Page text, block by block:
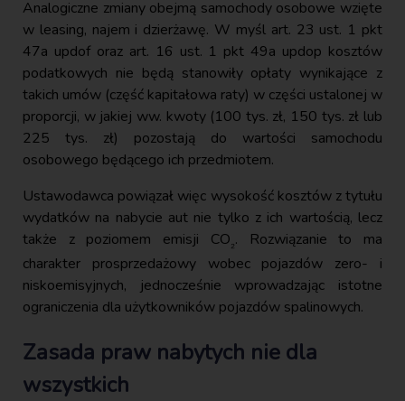
Analogiczne zmiany obejmą samochody osobowe wzięte
w leasing, najem i dzierżawę. W myśl art. 23 ust. 1 pkt
47a updof oraz art. 16 ust. 1 pkt 49a updop kosztów
podatkowych nie będą stanowiły opłaty wynikające z
takich umów (część kapitałowa raty) w części ustalonej w
proporcji, w jakiej ww. kwoty (100 tys. zł, 150 tys. zł lub
225 tys. zł) pozostają do wartości samochodu
osobowego będącego ich przedmiotem.
Ustawodawca powiązał więc wysokość kosztów z tytułu
wydatków na nabycie aut nie tylko z ich wartością, lecz
także z poziomem emisji CO₂. Rozwiązanie to ma
charakter prosprzedażowy wobec pojazdów zero- i
niskoemisyjnych, jednocześnie wprowadzając istotne
ograniczenia dla użytkowników pojazdów spalinowych.
Zasada praw nabytych nie dla
wszystkich